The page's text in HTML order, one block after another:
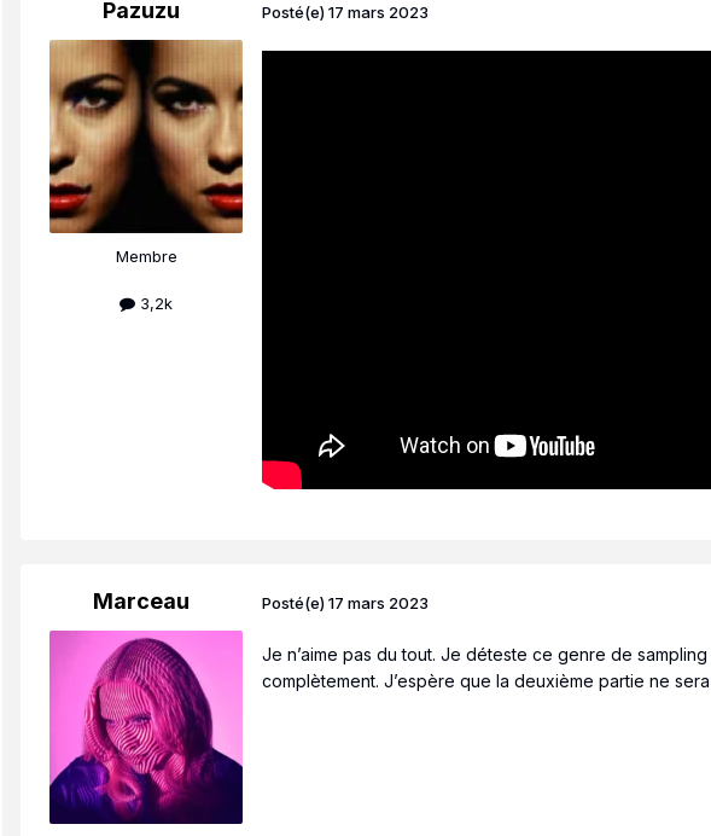
Pazuzu
Membre
3,2k
Posté(e)17 mars 2023
Marceau Posté(e)17 mars 2023
Je n’aime pas du tout. Je déteste ce genre de
complètement. J’espère que la deuxième partie ne